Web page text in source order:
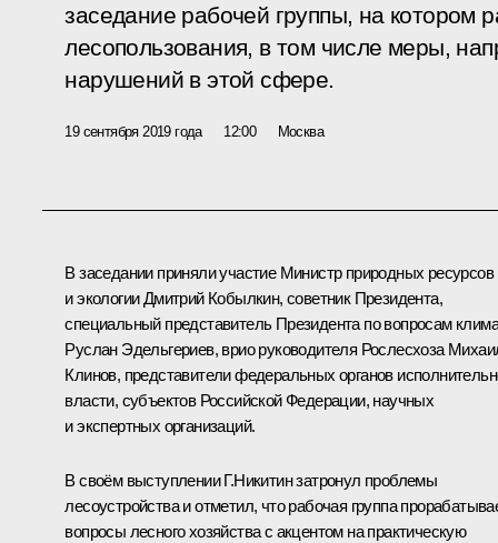
заседание рабочей группы, на котором
лесопользования, в том числе меры,
нарушений в этой сфере.
19 сентября 2019 года 12:00 Москва
В заседании приняли участие Министр природных ресурсов
и экологииДмитрий Кобылкин, советник Президента,
специальный представитель Президента по вопросам
Руслан Эдельгериев, врио руководителя Рослесхоза
Клинов, представители федеральных органов
власти, субъектов Российской Федерации, научных
и экспертных организаций.
В своём выступленииГ.Никитинзатронул проблемы
лесоустройства и отметил, что рабочая группа
вопросы лесного хозяйства с акцентом на практическую